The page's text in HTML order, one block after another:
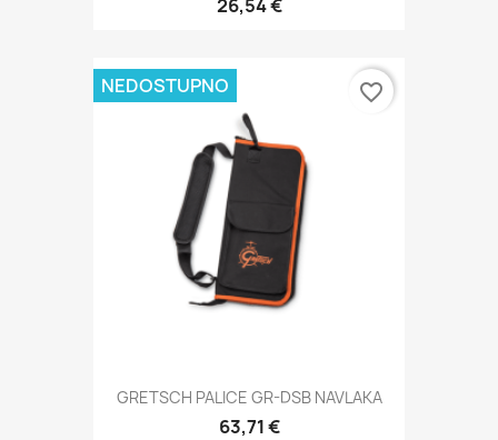
26,54 €
GRETSCH PALICE GR-DSB NAVLAKA
63,71 €
NEDOSTUPNO favorite_border